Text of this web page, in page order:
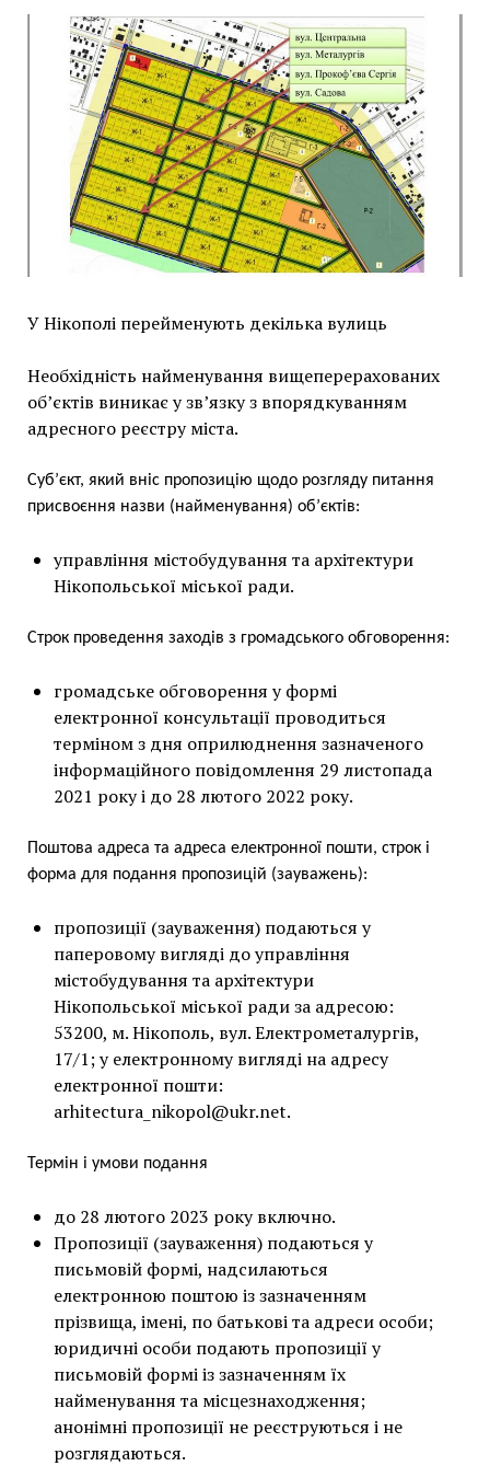
У Нікополі перейменують декілька вулиць
Необхідність найменування вищеперерахованих
об’єктів виникає у зв’язку з впорядкуванням
адресного реєстру міста.
Суб’єкт, який вніс пропозицію щодо розгляду питання
присвоєння назви (найменування) об’єктів:
управління містобудування та архітектури
Нікопольської міської ради.
Строк проведення заходів з громадського обговорення:
громадське обговорення у формі
електронної консультації проводиться
терміном з дня оприлюднення зазначеного
інформаційного повідомлення 29 листопада
2021 року і до 28 лютого 2022 року.
Поштова адреса та адреса електронної пошти, строк і
форма для подання пропозицій (зауважень):
пропозиції (зауваження) подаються у
паперовому вигляді до управління
містобудування та архітектури
Нікопольської міської ради за адресою:
53200, м. Нікополь, вул. Електрометалургів,
17/1; у електронному вигляді на адресу
електронної пошти:
arhitectura_nikopol@ukr.net.
Термін і умови подання
до 28 лютого 2023 року включно.
Пропозиції (зауваження) подаються у
письмовій формі, надсилаються
електронною поштою із зазначенням
прізвища, імені, по батькові та адреси особи;
юридичні особи подають пропозиції у
письмовій формі із зазначенням їх
найменування та місцезнаходження;
анонімні пропозиції не реєструються і не
розглядаються.